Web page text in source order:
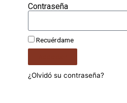
Contraseña
Recuérdame
¿Olvidó su contraseña?